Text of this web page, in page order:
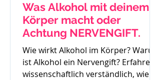
Was Alkohol mit deinem
Körper macht oder
Achtung NERVENGIFT.
Wie wirkt Alkohol im Körper? Warum
ist Alkohol ein Nervengift? Erfahre
wissenschaftlich verständlich, wie